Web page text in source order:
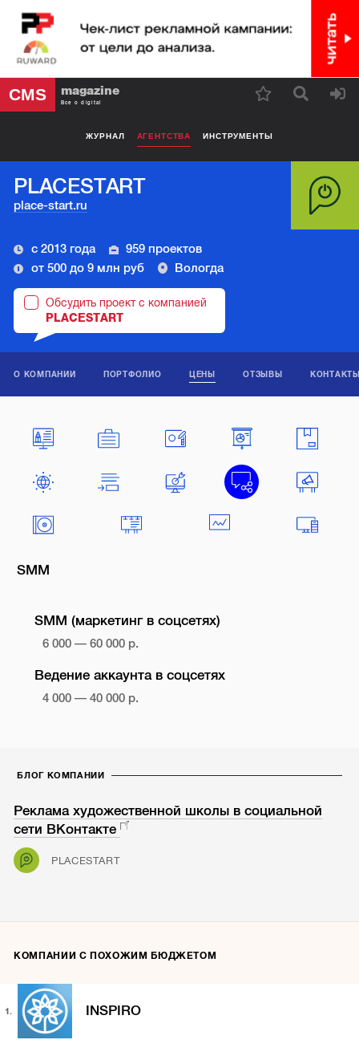
CMS magazine
Все о digital
ЖУРНАЛ АГЕНТСТВА ИНСТРУМЕНТЫ
PLACESTART
place-start.ru
с 2013 года
959 проектов
от 500 до 9 млн руб
Вологда
Обсудить проект с компанией
PLACESTART
О КОМПАНИИ ПОРТФОЛИО ЦЕНЫ ОТЗЫВЫ
SMM
SMM (маркетинг в соцсетях)
6 000 — 60 000 р.
Ведение аккаунта в соцсетях
4 000 — 40 000 р.
БЛОГ КОМПАНИИ
Реклама художественной школы в социальной
сети ВКонтакте
PLACESTART
КОМПАНИИ С ПОХОЖИМ БЮДЖЕТОМ
1. INSPIRO